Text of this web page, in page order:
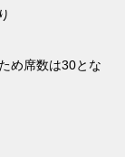
め席数は30とな